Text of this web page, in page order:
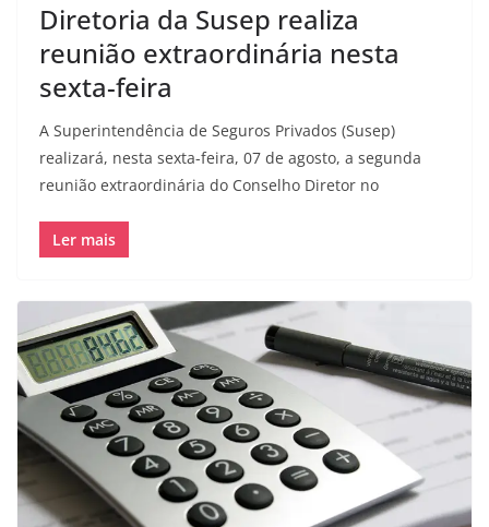
Diretoria da Susep realiza
reunião extraordinária nesta
sexta-feira
A Superintendência de Seguros Privados (Susep)
realizará, nesta sexta-feira, 07 de agosto, a segunda
reunião extraordinária do Conselho Diretor no
Ler mais